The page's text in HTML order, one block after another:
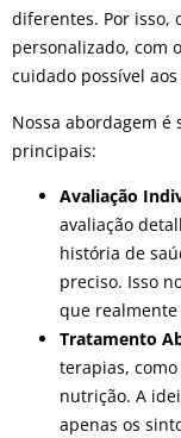
diferentes. Por isso,
personalizado, com
cuidado possível
Nossa abordagem é
principais:
Avaliação
avaliação
história de
preciso. Isso
que
Tratamento
terapias,
nutrição. A
apenas os